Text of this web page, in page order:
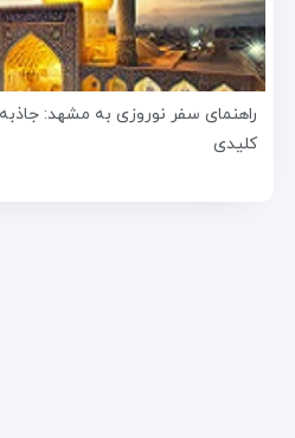
راهنمای سفر نوروزی به مشهد:
کلیدی